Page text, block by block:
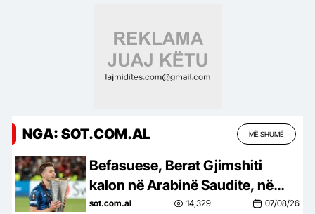
NGA: SOT.COM.AL MË SHUMË
Befasuese, Berat Gjimshiti
kalon në Arabinë Saudite, në
radhët e Al Diriah
sot.com.al 14,329 07/08/26